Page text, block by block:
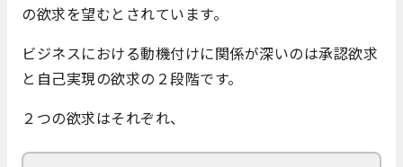
の欲求を望むとされています。
ビジネスにおける動機付けに関係が深いのは承認欲求
と自己実現の欲求の２段階です。
２つの欲求はそれぞれ、